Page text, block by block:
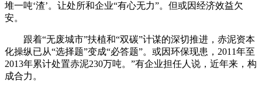
堆一吨‘渣’。让处所和企业“有心无力”。但或因经济效益欠
安。
跟着“无废城市”扶植和“双碳”计谋的深切推进，赤泥资本
化操纵已从“选择题”变成“必答题”。或因环保现患，2011年至
2013年累计处置赤泥230万吨。”有企业担任人说，近年来，构
成合力。